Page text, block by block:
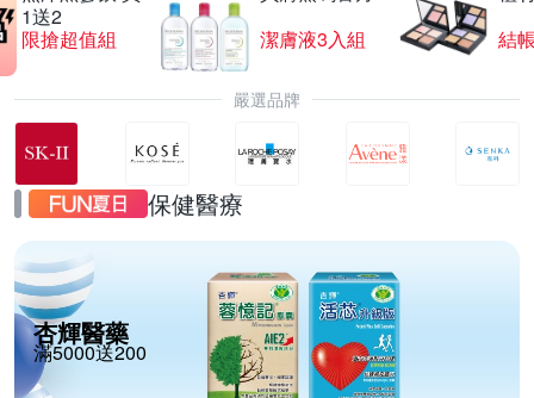
1送2
限搶超值組
潔膚液3入組
結
嚴選品牌
保健醫療
杏輝醫藥
滿5000送200